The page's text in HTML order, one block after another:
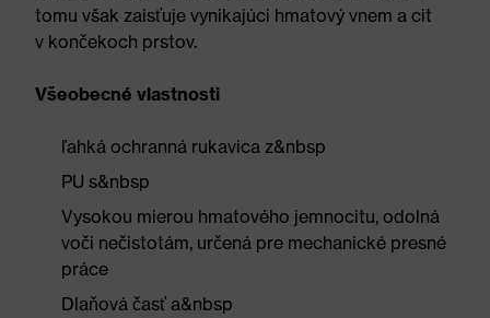
tomu však zaisťuje vynikajúci hmatový vnem a cit
v končekoch prstov.
Všeobecné vlastnosti
ľahká ochranná rukavica z&nbsp
PU s&nbsp
Vysokou mierou hmatového jemnocitu, odolná
voči nečistotám, určená pre mechanické presné
práce
Dlaňová časť a&nbsp